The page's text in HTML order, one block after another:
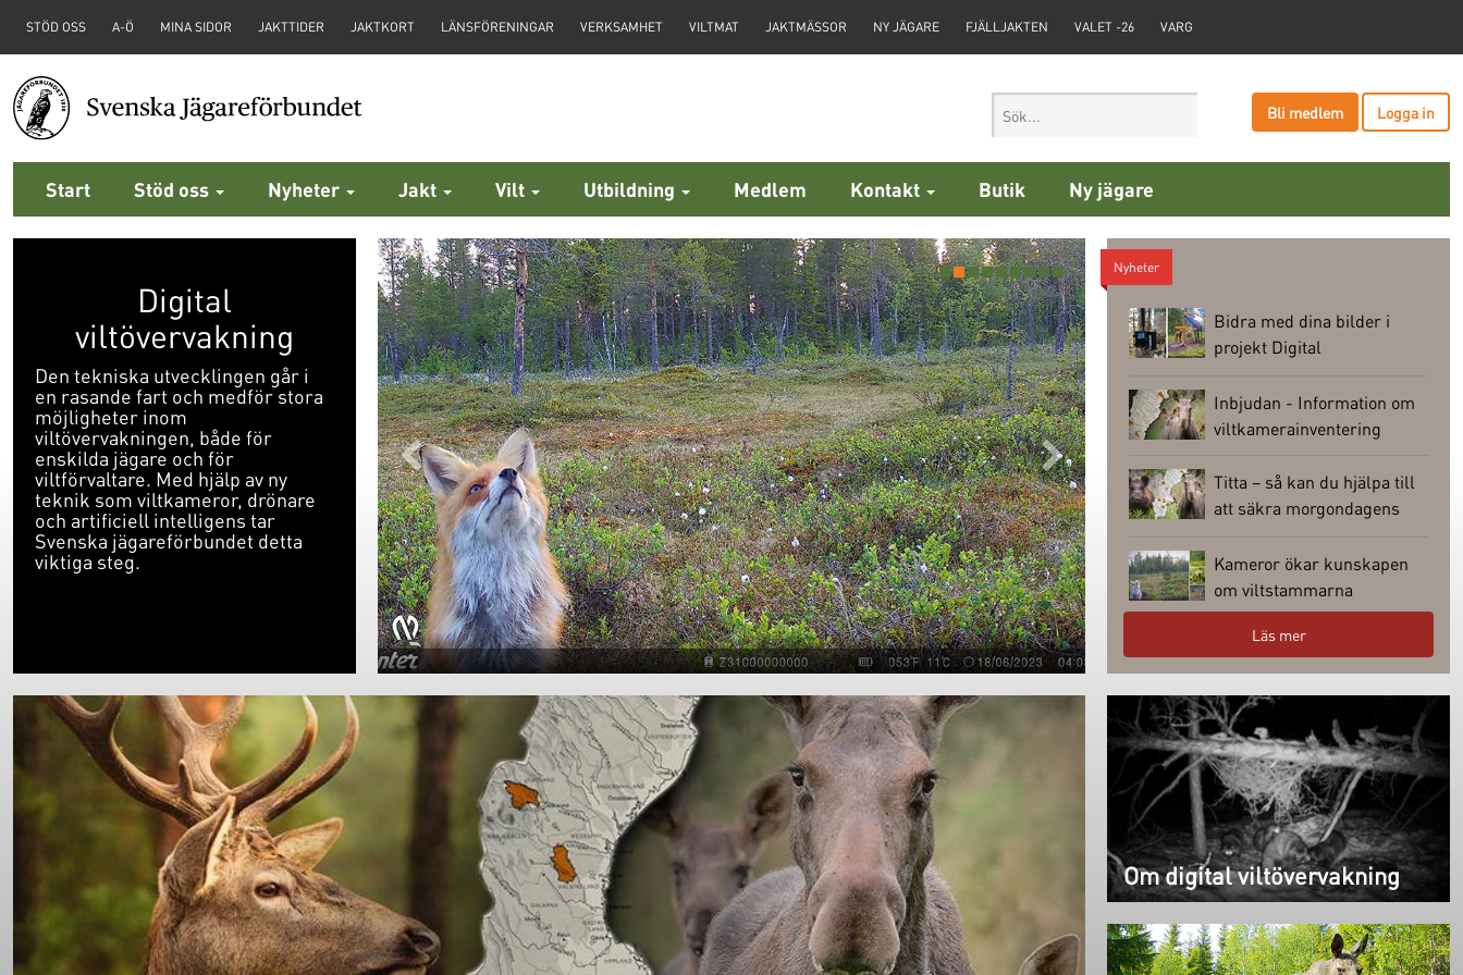
STÖD OSS A-Ö MINA SIDOR JAKTTIDER JAKTKORT LÄNSFÖRENINGAR VERKSAMHET VILTMAT JAKTMÄSSOR NY JÄGARE FJÄLLJAKTEN VALET -26 VARG
Bli medlem Logga in
Start Stöd oss Nyheter Jakt Vilt Utbildning Medlem Kontakt Butik Ny jägare
Digital
viltövervakning
Den tekniska utvecklingen går i
en rasande fart och medför stora
möjligheter inom
viltövervakningen, både för
enskilda jägare och för
viltförvaltare. Med hjälp av ny
teknik som viltkameror, drönare
och artificiell intelligens tar
Svenska jägareförbundet detta
viktiga steg.
Föregående Nästa
Nyheter
Bidra med dina bilder i
projekt Digital
Inbjudan - Information om
viltkamerainventering
Titta – så kan du hjälpa till
att säkra morgondagens
Kameror ökar kunskapen
om viltstammarna
Läs mer
Om digital viltövervakning